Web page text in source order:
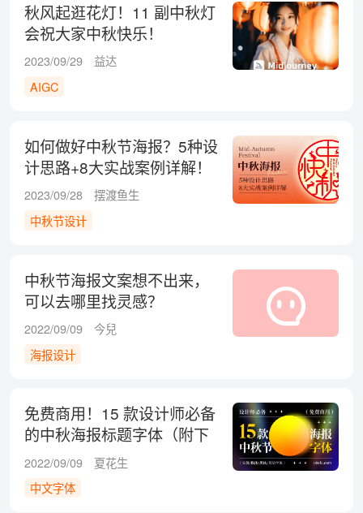
秋风起逛花灯！11 副中秋灯
会祝大家中秋快乐！
2023/09/29
益达
AIGC
如何做好中秋节海报？5种设
计思路+8大实战案例详解！
2023/09/28
摆渡鱼生
中秋节设计
中秋节海报文案想不出来，
可以去哪里找灵感？
2022/09/09
今兒
海报设计
免费商用！15 款设计师必备
的中秋海报标题字体（附下
载链接）
2022/09/09
夏花生
中文字体